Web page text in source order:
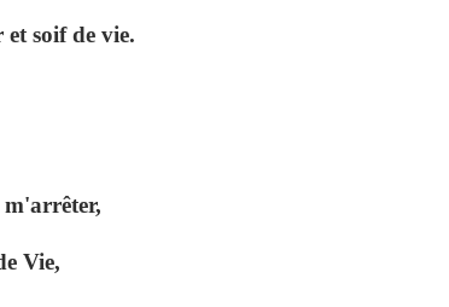
soif de vie.
m'arrêter,
Vie,